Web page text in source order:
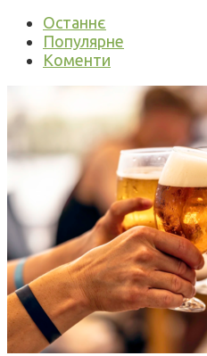
Останнє
Популярне
Коменти